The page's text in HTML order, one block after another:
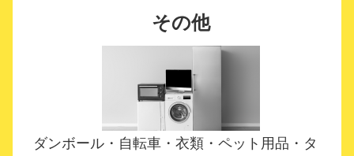
その他
ダンボール・自転車・衣類・ペット用品・タ